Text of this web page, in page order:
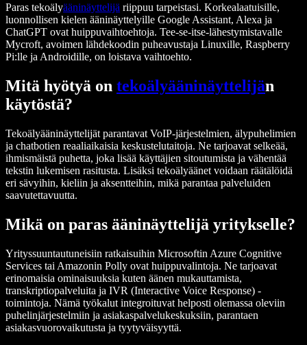
Paras tekoälyääninäyttelijä riippuu tarpeistasi. Korkealaatuisille,
luonnollisen kielen ääninäyttelyille Google Assistant, Alexa ja
ChatGPT ovat huippuvaihtoehtoja. Tee-se-itse-lähestymistavalle
Mycroft, avoimen lähdekoodin puheavustaja Linuxille, Raspberry
Pi:lle ja Androidille, on loistava vaihtoehto.
Mitä hyötyä on tekoälyääninäyttelijän
käytöstä?
Tekoälyääninäyttelijät parantavat VoIP-järjestelmien, älypuhelimien
ja chatbotien reaaliaikaisia keskustelutaitoja. Ne tarjoavat selkeää,
ihmismäistä puhetta, joka lisää käyttäjien sitoutumista ja vähentää
tekstin lukemisen rasitusta. Lisäksi tekoälyäänet voidaan räätälöidä
eri sävyihin, kieliin ja aksentteihin, mikä parantaa palveluiden
saavutettavuutta.
Mikä on paras ääninäyttelijä yritykselle?
Yrityssuuntautuneisiin ratkaisuihin Microsoftin Azure Cognitive
Services tai Amazonin Polly ovat huippuvalintoja. Ne tarjoavat
erinomaisia ominaisuuksia kuten äänen mukauttamista,
transkriptiopalveluita ja IVR (Interactive Voice Response) -
toimintoja. Nämä työkalut integroituvat helposti olemassa oleviin
puhelinjärjestelmiin ja asiakaspalvelukeskuksiin, parantaen
asiakasvuorovaikutusta ja tyytyväisyyttä.